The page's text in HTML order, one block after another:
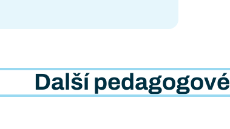
Další pedagogové